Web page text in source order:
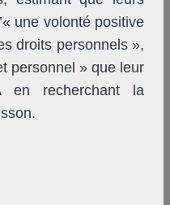
une volonté positive
droits personnels »,
personnel » que leur
en recherchant la